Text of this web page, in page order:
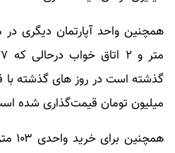
میلیون تومان قیمت‌گذاری شده